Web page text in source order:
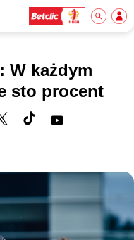
W każdym
sto procent